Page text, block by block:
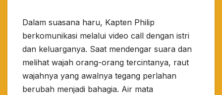
Dalam suasana haru, Kapten Philip
berkomunikasi melalui video call dengan istri
dan keluarganya. Saat mendengar suara dan
melihat wajah orang-orang tercintanya, raut
wajahnya yang awalnya tegang perlahan
berubah menjadi bahagia. Air mata